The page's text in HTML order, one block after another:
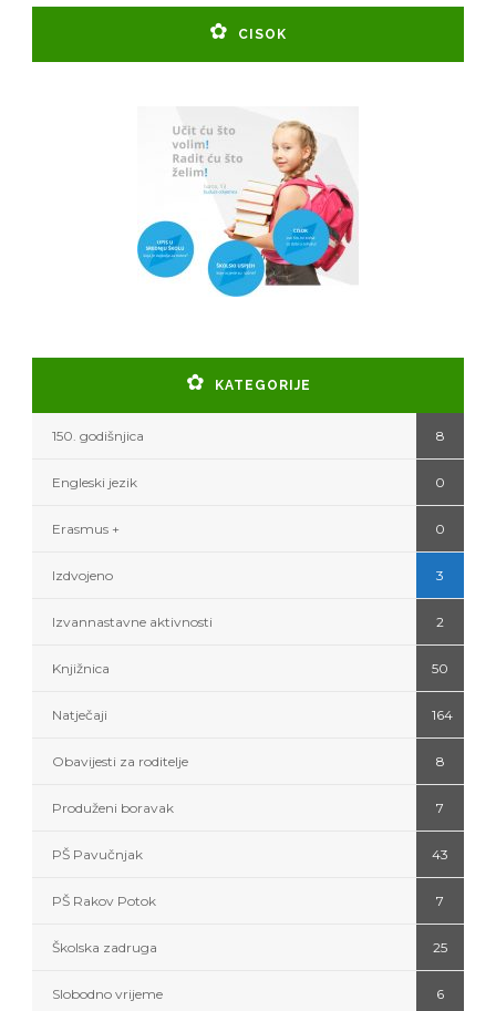
CISOK
KATEGORIJE
150. godišnjica 8
Engleski jezik 0
Erasmus + 0
Izdvojeno 3
Izvannastavne aktivnosti 2
Knjižnica 50
Natječaji 164
Obavijesti za roditelje 8
Produženi boravak 7
PŠ Pavučnjak 43
PŠ Rakov Potok 7
Školska zadruga 25
Slobodno vrijeme 6